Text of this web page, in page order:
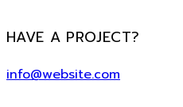
HAVE A PROJECT?
info@website.com